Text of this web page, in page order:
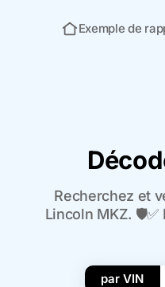
Acceuil
Exemple de
Recherchez et
Lincoln MKZ.
par VIN